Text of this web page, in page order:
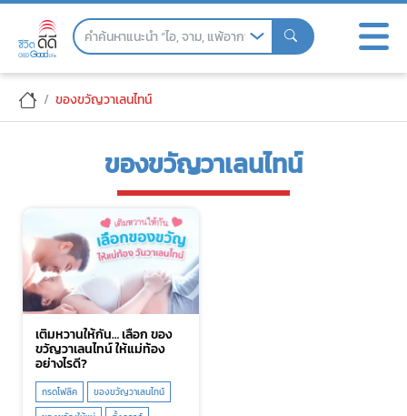
Skip
ของขวัญวาเลนไทน์
ของขวัญวาเลนไทน์
เติมหวานให้กัน… เลือก ของ
ขวัญวาเลนไทน์ ให้แม่ท้อง
อย่างไรดี?
กรดโฟลิค
ของขวัญวาเลนไทน์